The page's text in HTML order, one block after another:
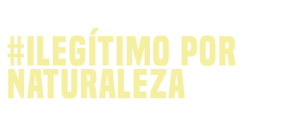
#ilegítimo por
naturaleza